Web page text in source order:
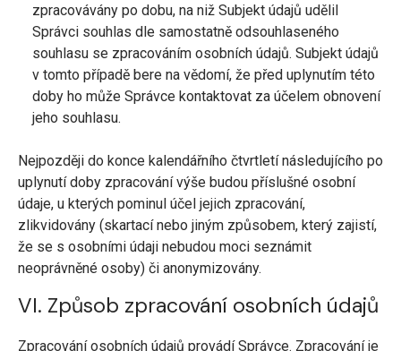
zpracovávány po dobu, na niž Subjekt údajů udělil
Správci souhlas dle samostatně odsouhlaseného
souhlasu se zpracováním osobních údajů. Subjekt údajů
v tomto případě bere na vědomí, že před uplynutím této
doby ho může Správce kontaktovat za účelem obnovení
jeho souhlasu.
Nejpozději do konce kalendářního čtvrtletí následujícího po
uplynutí doby zpracování výše budou příslušné osobní
údaje, u kterých pominul účel jejich zpracování,
zlikvidovány (skartací nebo jiným způsobem, který zajistí,
že se s osobními údaji nebudou moci seznámit
neoprávněné osoby) či anonymizovány.
VI. Způsob zpracování osobních údajů
Zpracování osobních údajů provádí Správce. Zpracování je